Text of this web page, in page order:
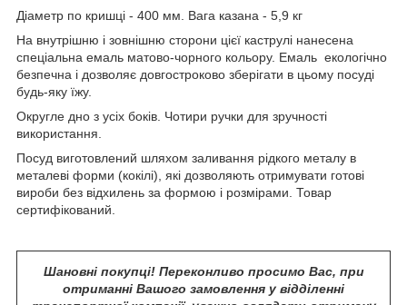
Діаметр по кришці - 400 мм. Вага казана - 5,9 кг
На внутрішню і зовнішню сторони цієї каструлі нанесена
спеціальна емаль матово-чорного кольору. Емаль екологічно
безпечна і дозволяє довгостроково зберігати в цьому посуді
будь-яку їжу.
Округле дно з усіх боків. Чотири ручки для зручності
використання.
Посуд виготовлений шляхом заливання рідкого металу в
металеві форми (кокілі), які дозволяють отримувати готові
вироби без відхилень за формою і розмірами. Товар
сертифікований.
Шановні покупці! Переконливо просимо Вас, при
отриманні Вашого замовлення у відділенні